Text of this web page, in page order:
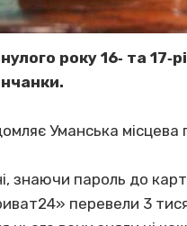
року 16‐ та
Уманська місцева
знаючи пароль до
перевели 3